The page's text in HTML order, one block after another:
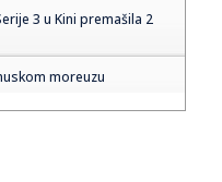
3 u Kini premašila 2
moreuzu